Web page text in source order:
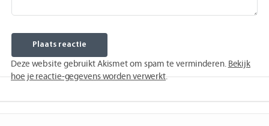
Deze website gebruikt Akismet om spam te verminderen. Bekijk
hoe je reactie-gegevens worden verwerkt.